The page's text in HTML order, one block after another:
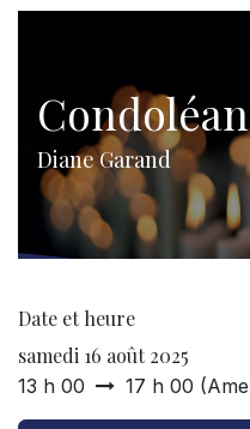
Diane Garand
Date et heure
samedi 16 août 2025
13 h 00 17 h 00 (